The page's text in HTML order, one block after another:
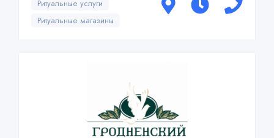
Ритуальные услуги
Ритуальные магазины